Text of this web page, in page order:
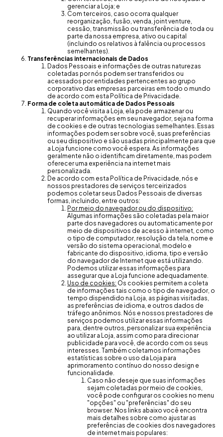
gerenciar a Loja; e
Com terceiros, caso ocorra qualquer
reorganização, fusão, venda, joint venture,
cessão, transmissão ou transferência de toda ou
parte da nossa empresa, ativo ou capital
(incluindo os relativos à falência ou processos
semelhantes).
Transferências internacionais de Dados
Dados Pessoais e informações de outras naturezas
coletadas por nós podem ser transferidos ou
acessados por entidades pertencentes ao grupo
corporativo das empresas parceiras em todo o mundo
de acordo com esta Política de Privacidade.
Forma de coleta automática de Dados Pessoais
Quando você visita a Loja, ela pode armazenar ou
recuperar informações em seu navegador, seja na forma
de cookies e de outras tecnologias semelhantes. Essas
informações podem ser sobre você, suas preferências
ou seu dispositivo e são usadas principalmente para que
a Loja funcione como você espera. As informações
geralmente não o identificam diretamente, mas podem
oferecer uma experiência na internet mais
personalizada.
De acordo com esta Política de Privacidade, nós e
nossos prestadores de serviços terceirizados
podemos coletar seus Dados Pessoais de diversas
formas, incluindo, entre outros:
Por meio do navegador ou do dispositivo:
Algumas informações são coletadas pela maior
parte dos navegadores ou automaticamente por
meio de dispositivos de acesso à internet, como
o tipo de computador, resolução da tela, nome e
versão do sistema operacional, modelo e
fabricante do dispositivo, idioma, tipo e versão
do navegador de Internet que está utilizando.
Podemos utilizar essas informações para
assegurar que a Loja funcione adequadamente.
Uso de cookies: Os cookies permitem a coleta
de informações tais como o tipo de navegador, o
tempo dispendido na Loja, as páginas visitadas,
as preferências de idioma, e outros dados de
tráfego anônimos. Nós e nossos prestadores de
serviços podemos utilizar essas informações
para, dentre outros, personalizar sua experiência
ao utilizar a Loja, assim como para direcionar
publicidade para você, de acordo com os seus
interesses. Também coletamos informações
estatísticas sobre o uso da Loja para
aprimoramento contínuo do nosso design e
funcionalidade.
Caso não deseje que suas informações
sejam coletadas por meio de cookies,
você pode configurar os cookies no menu
"opções" ou "preferências" do seu
browser. Nos links abaixo você encontra
mais detalhes sobre como ajustar as
preferências de cookies dos navegadores
de internet mais populares: